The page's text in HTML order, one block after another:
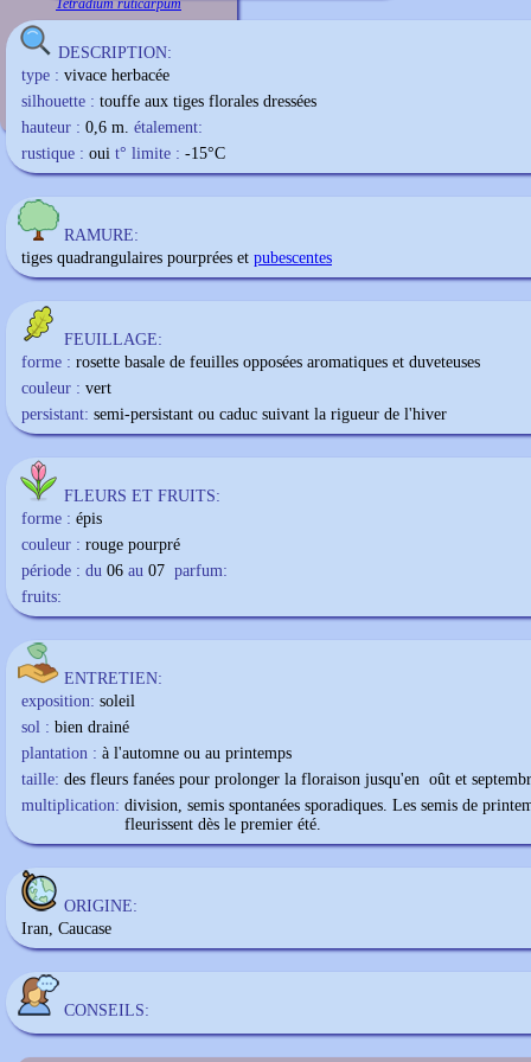
Tetradium ruticarpum
DESCRIPTION:
type : vivace herbacée
silhouette : touffe aux tiges florales dressées
hauteur : 0,6 m. étalement:
rustique : oui t° limite : -15°C
RAMURE:
tiges quadrangulaires pourprées et pubescentes
FEUILLAGE:
forme : rosette basale de feuilles opposées aromatiques et duveteuses
couleur : vert
persistant: semi-persistant ou caduc suivant la rigueur de l'hiver
FLEURS ET FRUITS:
forme : épis
couleur : rouge pourpré
période : du 06 au 07 parfum:
fruits:
ENTRETIEN:
exposition: soleil
sol : bien drainé
plantation : à l'automne ou au printemps
taille: des fleurs fanées pour prolonger la floraison jusqu'en oût et
multiplication: division, semis spontanées sporadiques. Les semis de
fleurissent dès le premier été.
ORIGINE:
Iran, Caucase
CONSEILS: